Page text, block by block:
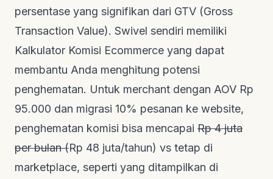
persentase yang signifikan dari GTV (Gross
Transaction Value). Swivel sendiri memiliki
Kalkulator Komisi Ecommerce yang dapat
membantu Anda menghitung potensi
penghematan. Untuk merchant dengan AOV Rp
95.000 dan migrasi 10% pesanan ke website,
penghematan komisi bisa mencapai Rp 4 juta
per bulan (Rp 48 juta/tahun) vs tetap di
marketplace, seperti yang ditampilkan di